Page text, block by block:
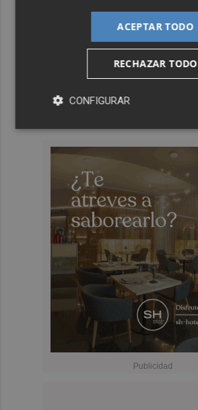
ACEPTAR TODO
RECHAZAR TODO
CONFIGURAR